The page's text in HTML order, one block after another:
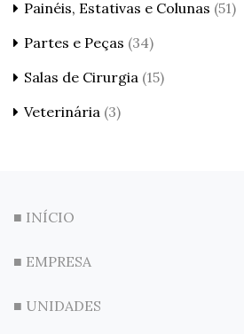
Painéis, Estativas e Colunas (51)
Partes e Peças (34)
Salas de Cirurgia (15)
Veterinária (3)
■ INÍCIO
■ EMPRESA
■ UNIDADES